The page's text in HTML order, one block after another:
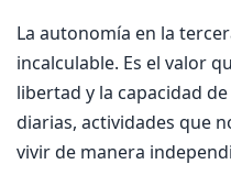
La autonomía en la
incalculable. Es el valor
libertad y la capacidad
diarias, actividades que
vivir de manera